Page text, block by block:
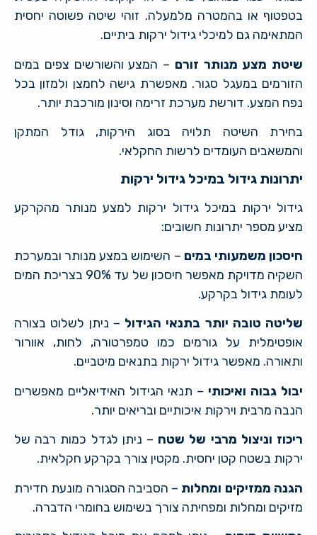
בטפטוף או בהמטרה מלמעלה. זוהי שיטה פשוטה יחסית
המתאימה גם למיכלי גידול ירקות ביתיים.
שיטת מצע מנותר זורם – המצע והשורשים צפים במים
הזורמים במעגל סגור. מאפשרת גישה לחמצן ולמזון בכל
נפח המצע. דורשת מערכת זרימה וסינון מורכבת יותר.
בחירת השיטה תלויה בסוג הירקות, גודל המתקן
והמשאבים העומדים לרשות החקלאי.
יתרונות גידול במיכל גידול ירקות
גידול ירקות במיכל גידול ירקות למצע מנותר מהקרקע
מציע מספר יתרונות חשובים:
חיסכון משמעותי במים – השימוש במצע מנותר ובמערכת
השקיה מדויקת מאפשר חיסכון של עד 90% בצריכת המים
לעומת גידול בקרקע.
שליטה טובה יותר בתנאי הגידול – ניתן לשלוט בצורה
אופטימלית על גורמים כמו טמפרטורה, לחות, אוורור
ותאורה. מאפשר גידול ירקות בתנאים מיטביים.
יבול גבוה ואיכותי – תנאי הגידול האידיאליים מאפשרים
הנבה מרבית וירקות איכותיים ובריאים יותר.
ריכוז וניצול מרבי של שטח – ניתן לגדל כמות רבה של
ירקות בשטח קטן יחסית. מקטין צורך בקרקע חקלאית.
הגנה ממזיקים ומחלות – הסביבה הסגורה מונעת חדירת
מזיקים ומחלות ומפחיתה צורך בשימוש בחומרי הדברה.